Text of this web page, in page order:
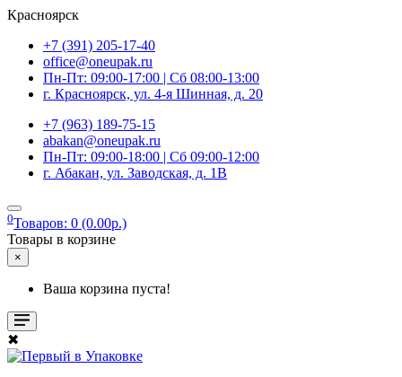
Красноярск
+7 (391) 205-17-40
office@oneupak.ru
Пн-Пт: 09:00-17:00 | Сб 08:00-13:00
г. Красноярск, ул. 4-я Шинная, д. 20
+7 (963) 189-75-15
abakan@oneupak.ru
Пн-Пт: 09:00-18:00 | Сб 09:00-12:00
г. Абакан, ул. Заводская, д. 1В
0Товаров: 0 (0.00р.)
Товары в корзине
×
Ваша корзина пуста!
✖